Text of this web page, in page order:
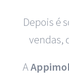
Depois é
vendas,
A